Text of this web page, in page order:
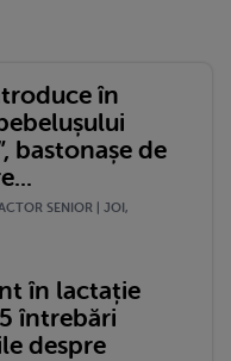
în
bastonașe de
SENIOR | JOI,
în lactație
întrebări
despre